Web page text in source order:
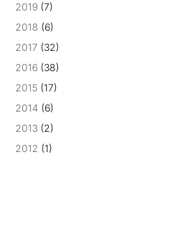
2019 (7)
2018 (6)
2017 (32)
2016 (38)
2015 (17)
2014 (6)
2013 (2)
2012 (1)